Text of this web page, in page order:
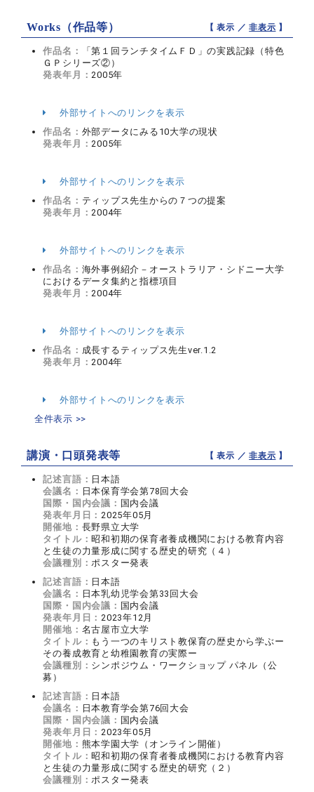
Works（作品等） 【 表示 ／非表示 】
作品名：
「第１回ランチタイムＦＤ」の実践記録（特色
ＧＰシリーズ②）
発表年月： 2005年
外部サイトへのリンクを表示
作品名： 外部データにみる10大学の現状
発表年月： 2005年
外部サイトへのリンクを表示
作品名： ティップス先生からの７つの提案
発表年月： 2004年
外部サイトへのリンクを表示
作品名： 海外事例紹介－オーストラリア・シドニー大学
におけるデータ集約と指標項目
発表年月： 2004年
外部サイトへのリンクを表示
作品名： 成長するティップス先生ver.1.2
発表年月： 2004年
外部サイトへのリンクを表示
全件表示 >>
講演・口頭発表等 【 表示 ／非表示 】
記述言語： 日本語
会議名： 日本保育学会第78回大会
国際・国内会議： 国内会議
発表年月日： 2025年05月
開催地： 長野県立大学
タイトル： 昭和初期の保育者養成機関における教育内容
と生徒の力量形成に関する歴史的研究（４）
会議種別： ポスター発表
記述言語： 日本語
会議名： 日本乳幼児学会第33回大会
国際・国内会議： 国内会議
発表年月日： 2023年12月
開催地： 名古屋市立大学
タイトル： もう一つのキリスト教保育の歴史から学ぶー
その養成教育と幼稚園教育の実際ー
会議種別： シンポジウム・ワークショップ パネル（公
募）
記述言語： 日本語
会議名： 日本教育学会第76回大会
国際・国内会議： 国内会議
発表年月日： 2023年05月
開催地： 熊本学園大学（オンライン開催）
タイトル： 昭和初期の保育者養成機関における教育内容
と生徒の力量形成に関する歴史的研究（２）
会議種別： ポスター発表